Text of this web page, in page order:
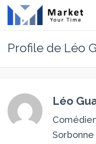
Profile de Léo
Léo